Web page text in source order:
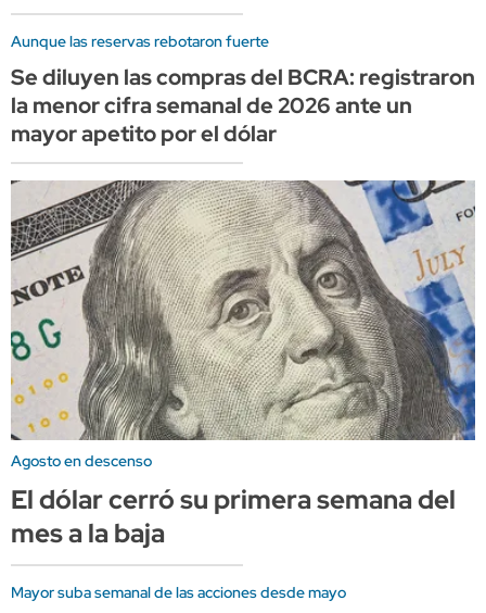
Aunque las reservas rebotaron fuerte
Se diluyen las compras del BCRA: registraron
la menor cifra semanal de 2026 ante un
mayor apetito por el dólar
Agosto en descenso
El dólar cerró su primera semana del
mes a la baja
Mayor suba semanal de las acciones desde mayo